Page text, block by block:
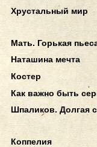
Хрустальный мир
Мать. Горькая
Наташина мечта
Костер
Как важно быть
Шпаликов. Долгая
Коппелия